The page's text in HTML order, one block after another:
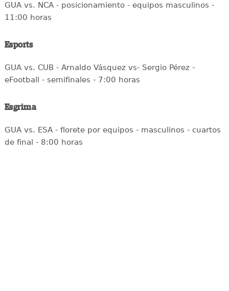
GUA vs. NCA - posicionamiento - equipos masculinos -
11:00 horas
Esports
GUA vs. CUB - Arnaldo Vásquez vs- Sergio Pérez -
eFootball - semifinales - 7:00 horas
Esgrima
GUA vs. ESA - florete por equipos - masculinos - cuartos
de final - 8:00 horas